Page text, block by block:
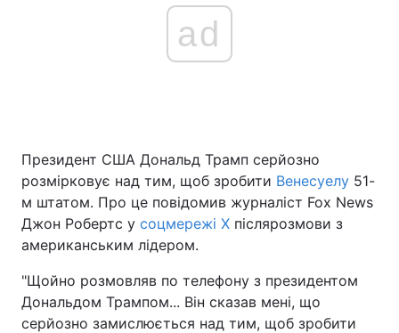
ad
Президент США Дональд Трамп серйозно
розмірковує над тим, щоб зробити Венесуелу 51-
м штатом. Про це повідомив журналіст Fox News
Джон Робертс у соцмережі X післярозмови з
американським лідером.
"Щойно розмовляв по телефону з президентом
Дональдом Трампом... Він сказав мені, що
серйозно замислюється над тим, щоб зробити